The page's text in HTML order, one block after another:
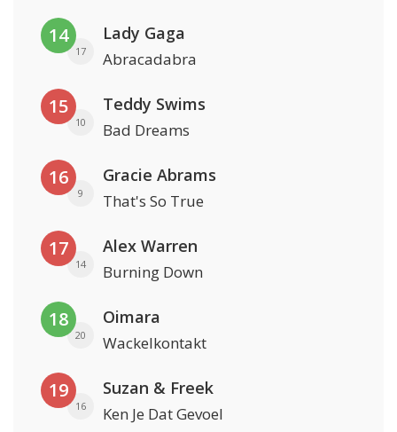
14
17
Lady Gaga
Abracadabra
15
10
Teddy Swims
Bad Dreams
16
9
Gracie Abrams
That's So True
17
14
Alex Warren
Burning Down
18
20
Oimara
Wackelkontakt
19
16
Suzan & Freek
Ken Je Dat Gevoel